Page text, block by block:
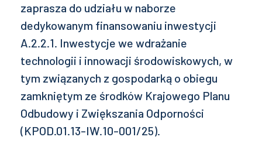
zaprasza do udziału w naborze
dedykowanym finansowaniu inwestycji
A.2.2.1. Inwestycje we wdrażanie
technologii i innowacji środowiskowych, w
tym związanych z gospodarką o obiegu
zamkniętym ze środków Krajowego Planu
Odbudowy i Zwiększania Odporności
(KPOD.01.13-IW.10-001/25).